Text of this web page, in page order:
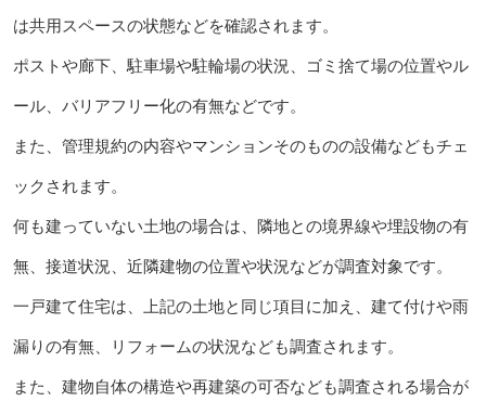
は共用スペースの状態などを確認されます。
ポストや廊下、駐車場や駐輪場の状況、ゴミ捨て場の位置やル
ール、バリアフリー化の有無などです。
また、管理規約の内容やマンションそのものの設備などもチェ
ックされます。
何も建っていない土地の場合は、隣地との境界線や埋設物の有
無、接道状況、近隣建物の位置や状況などが調査対象です。
一戸建て住宅は、上記の土地と同じ項目に加え、建て付けや雨
漏りの有無、リフォームの状況なども調査されます。
また、建物自体の構造や再建築の可否なども調査される場合が